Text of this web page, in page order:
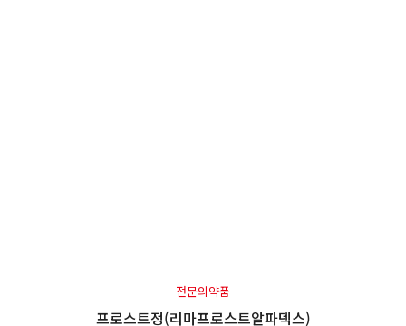
전문의약품
프로스트정(리마프로스트알파덱스)